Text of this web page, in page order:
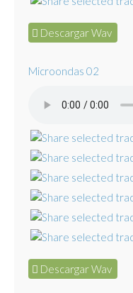
Descargar Wav
Microondas 02
Descargar Wav